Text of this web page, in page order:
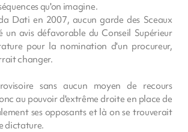
qu'on imagine.
Dati en 2007, aucun garde des Sceaux
un avis défavorable du Conseil Supérieur
pour la nomination d'un procureur,
changer.
sans aucun moyen de recours
au pouvoir d'extrême droite en place de
ses opposants et là on se trouverait
dictature.